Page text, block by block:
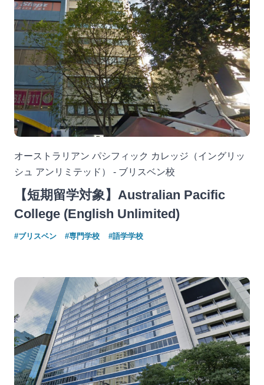
オーストラリアン パシフィック カレッジ（イングリッ
シュ アンリミテッド） - ブリスベン校
【短期留学対象】Australian Pacific
College (English Unlimited)
#ブリスベン #専門学校 #語学学校